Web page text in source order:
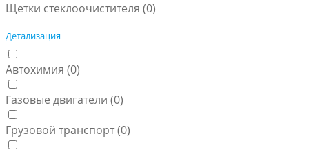
Щетки стеклоочистителя (0)
Детализация
Автохимия (0)
Газовые двигатели (0)
Грузовой транспорт (0)